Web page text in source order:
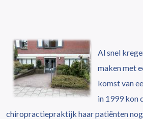
Al snel
maken met
komst van
in 1999 kon
chiropractiepraktijk haar patiënten